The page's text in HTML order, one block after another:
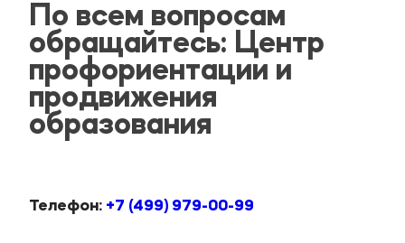
По всем вопросам
обращайтесь: Центр
профориентации и
продвижения
образования
Телефон: +7 (499) 979-00-99